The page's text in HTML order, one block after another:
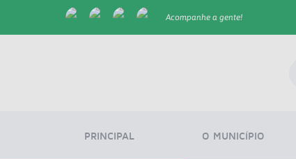
Acompanhe a gente!
PRINCIPAL O MUNICÍPIO